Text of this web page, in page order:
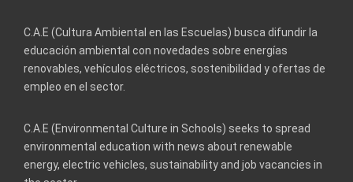
C.A.E (Cultura Ambiental en las Escuelas) busca difundir la
educación ambiental con novedades sobre energías
renovables, vehículos eléctricos, sostenibilidad y ofertas de
empleo en el sector.
C.A.E (Environmental Culture in Schools) seeks to spread
environmental education with news about renewable
energy, electric vehicles, sustainability and job vacancies in